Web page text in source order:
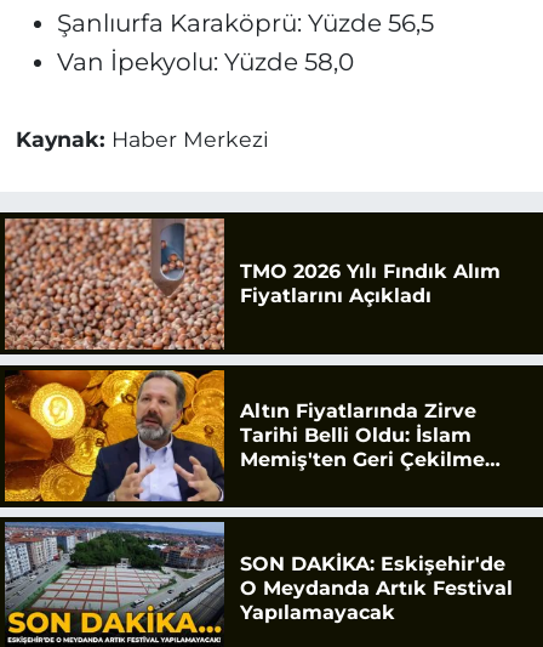
Şanlıurfa Karaköprü: Yüzde 56,5
Van İpekyolu: Yüzde 58,0
Kaynak: Haber Merkezi
TMO 2026 Yılı Fındık Alım
Fiyatlarını Açıkladı
Altın Fiyatlarında Zirve
Tarihi Belli Oldu: İslam
Memiş'ten Geri Çekilme
SON DAKİKA: Eskişehir'de
O Meydanda Artık Festival
Yapılamayacak